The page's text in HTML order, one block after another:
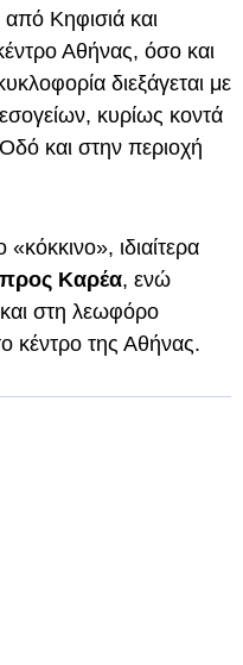
Κηφισιά και
Αθήνας, όσο και
διεξάγεται με
κυρίως κοντά
και στην περιοχή
«κόκκινο», ιδιαίτερα
Καρέα, ενώ
στη λεωφόρο
κέντρο της Αθήνας.